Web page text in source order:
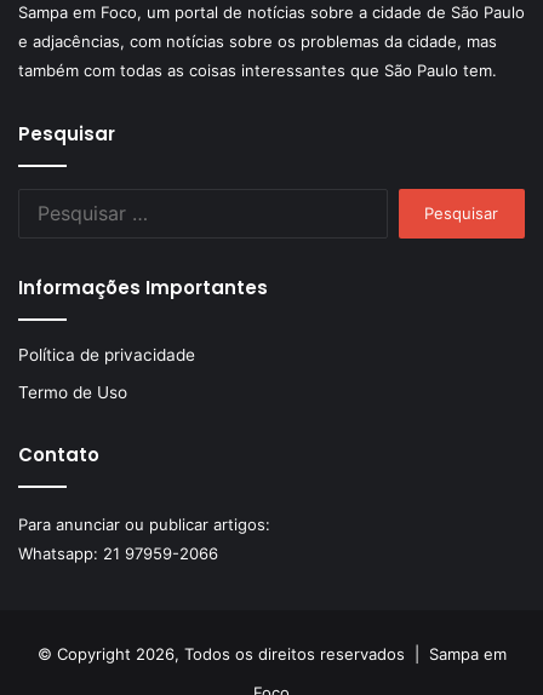
Sampa em Foco, um portal de notícias sobre a cidade de São Paulo
e adjacências, com notícias sobre os problemas da cidade, mas
também com todas as coisas interessantes que São Paulo tem.
Pesquisar
Informações Importantes
Política de privacidade
Termo de Uso
Contato
Para anunciar ou publicar artigos:
Whatsapp: 21 97959-2066
© Copyright 2026, Todos os direitos reservados | Sampa em